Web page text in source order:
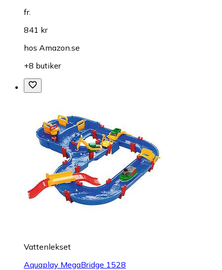
fr.
841 kr
hos Amazon.se
+8 butiker
Vattenlekset
Aquaplay MegaBridge 1528